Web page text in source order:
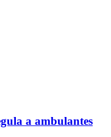
a ambulantes